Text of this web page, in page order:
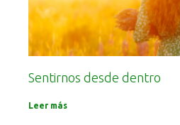
Sentirnos desde dentro
Leer más